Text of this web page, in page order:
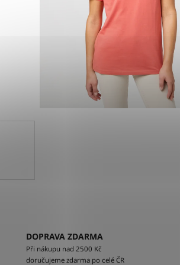
DOPRAVA ZDARMA
Při nákupu nad 2500 Kč
doručujeme zdarma po celé ČR